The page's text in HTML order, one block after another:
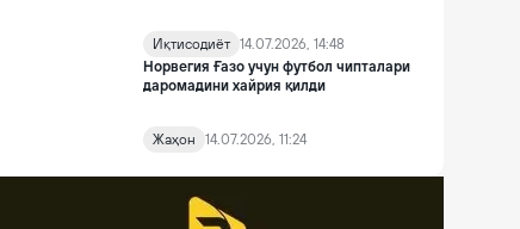
Иқтисодиёт 14.07.2026, 14:48
Норвегия Ғазо учун футбол чипталари
даромадини хайрия қилди
Жаҳон 14.07.2026, 11:24